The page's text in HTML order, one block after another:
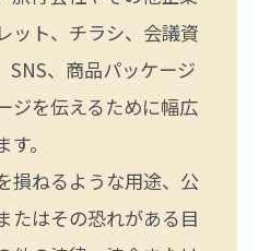
ット、チラシ、会議資
SNS、商品パッケージ
ジを伝えるために幅広
。
損ねるような用途、公
たはその恐れがある目